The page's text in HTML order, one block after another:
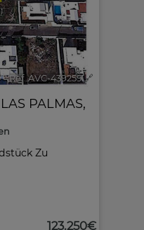
Ref. AVC-439259 🔗
Zu
LAS PALMAS,
123.250€